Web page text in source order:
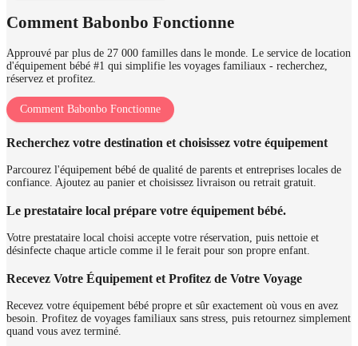
Comment Babonbo Fonctionne
Approuvé par plus de 27 000 familles dans le monde. Le service de location
d'équipement bébé #1 qui simplifie les voyages familiaux - recherchez,
réservez et profitez.
Comment Babonbo Fonctionne
Recherchez votre destination et choisissez votre équipement
Parcourez l'équipement bébé de qualité de parents et entreprises locales de
confiance. Ajoutez au panier et choisissez livraison ou retrait gratuit.
Le prestataire local prépare votre équipement bébé.
Votre prestataire local choisi accepte votre réservation, puis nettoie et
désinfecte chaque article comme il le ferait pour son propre enfant.
Recevez Votre Équipement et Profitez de Votre Voyage
Recevez votre équipement bébé propre et sûr exactement où vous en avez
besoin. Profitez de voyages familiaux sans stress, puis retournez simplement
quand vous avez terminé.